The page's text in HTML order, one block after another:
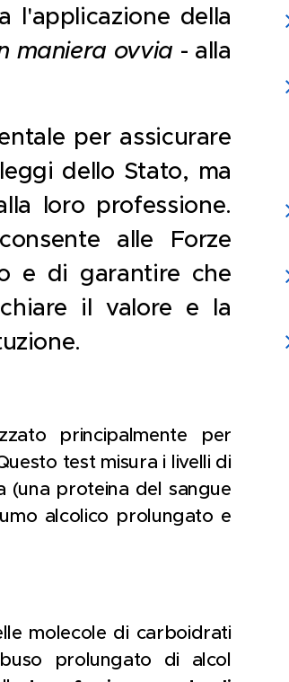
l'applicazione della
maniera ovvia - alla
per assicurare
dello Stato, ma
loro professione.
alle Forze
e di garantire che
il valore e la
principalmente per
test misura i livelli di
(una proteina del sangue
alcolico prolungato e
molecole di carboidrati
prolungato di alcol